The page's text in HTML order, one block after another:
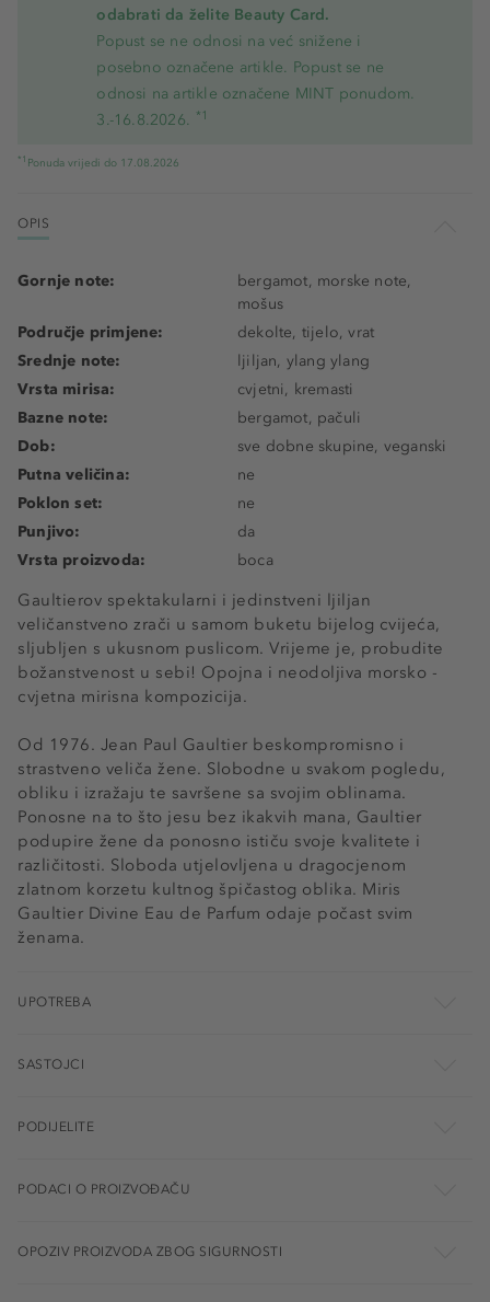
odabrati da želite Beauty Card.
Popust se ne odnosi na već snižene i
posebno označene artikle. Popust se ne
odnosi na artikle označene MINT ponudom.
3.-16.8.2026. *1
*1 Ponuda vrijedi do 17.08.2026
OPIS
Gaultierov spektakularni i jedinstveni ljiljan
veličanstveno zrači u samom buketu bijelog cvijeća,
sljubljen s ukusnom puslicom. Vrijeme je, probudite
božanstvenost u sebi! Opojna i neodoljiva morsko -
cvjetna mirisna kompozicija.
Od 1976. Jean Paul Gaultier beskompromisno i
strastveno veliča žene. Slobodne u svakom pogledu,
obliku i izražaju te savršene sa svojim oblinama.
Ponosne na to što jesu bez ikakvih mana, Gaultier
podupire žene da ponosno ističu svoje kvalitete i
različitosti. Sloboda utjelovljena u dragocjenom
zlatnom korzetu kultnog špičastog oblika. Miris
Gaultier Divine Eau de Parfum odaje počast svim
ženama.
Gornje note:
bergamot, morske note,
mošus
Područje primjene:
dekolte, tijelo, vrat
Srednje note:
ljiljan, ylang ylang
Vrsta mirisa:
cvjetni, kremasti
Bazne note:
bergamot, pačuli
Dob:
sve dobne skupine, veganski
Putna veličina:
ne
Poklon set:
ne
Punjivo:
da
Vrsta proizvoda:
boca
UPOTREBA
SASTOJCI
PODIJELITE
PODACI O PROIZVOĐAČU
OPOZIV PROIZVODA ZBOG SIGURNOSTI